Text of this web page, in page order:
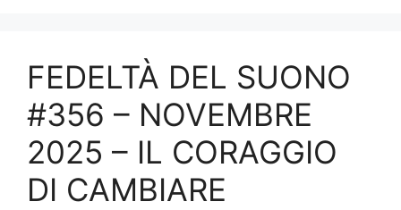
FEDELTÀ DEL SUONO
#356 – NOVEMBRE
2025 – IL CORAGGIO
DI CAMBIARE